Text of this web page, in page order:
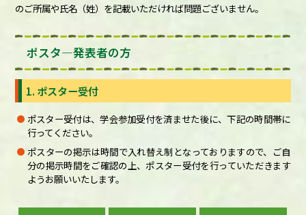
のご所属や氏名（姓）を記載いただければ問題ございません。
ポスタ―発表者の方
1. ポスター受付
ポスター受付は、学会参加受付を済ませた後に、下記の時間帯に
行ってください。
ポスターの掲示は時間で入れ替え制となっておりますので、ご自
分の掲示時間をご確認の上、ポスター受付を行っていただきます
ようお願いいたします。